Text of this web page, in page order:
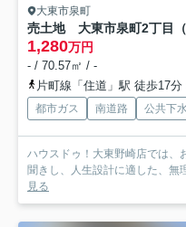
大東市泉町
1,280万円
- / 70.57㎡ / -
片町線「住道」駅 徒歩17分
都市ガス 南道路 公共下
ハウスドゥ！大東野崎店では、
聞きし、人生設計に適した、無
見る